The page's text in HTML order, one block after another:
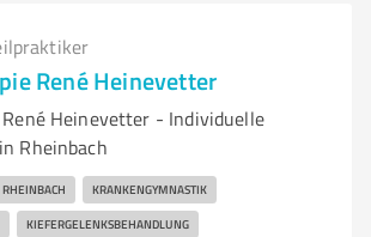
René Heinevetter
Heinevetter - Individuelle
Rheinbach
RHEINBACH KRANKENGYMNASTIK
KIEFERGELENKSBEHANDLUNG